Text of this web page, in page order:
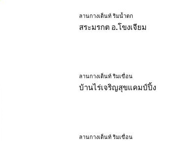
ลานกางเต็นท์ ริมน้ำตก
สระมรกต อ.โขงเจียม
ลานกางเต็นท์ ริมเขื่อน
บ้านไร่เจริญสุขแคมป์ปิ้ง
ลานกางเต็นท์ ริมเขื่อน